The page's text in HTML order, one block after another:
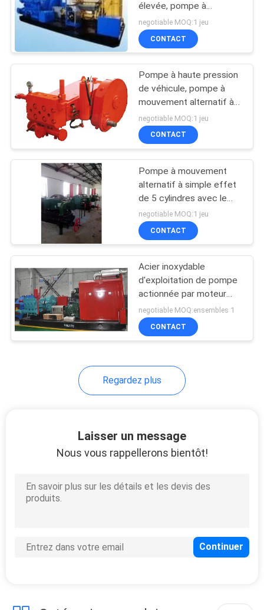
élevée, pompe à
plongeur à simple effet
de trois cylindres
negotiable MOQ:1 jeu
CONTACT
Pompe à haute pression
de véhicule, pompe à
mouvement alternatif à
simple effet de trois
cylindres
negotiable MOQ:1 jeu
CONTACT
Pompe à mouvement
alternatif à simple effet
de 5 cylindres avec le
moteur
électrique/motorisé
diesel
negotiable MOQ:1 jeu
CONTACT
Acier inoxydable
d'exploitation de pompe
actionnée par moteur
électrique de
boue/matériel de fonte
fait
negotiable MOQ:ensembles 1
CONTACT
Regardez plus
Laisser un message
Nous vous rappellerons bientôt!